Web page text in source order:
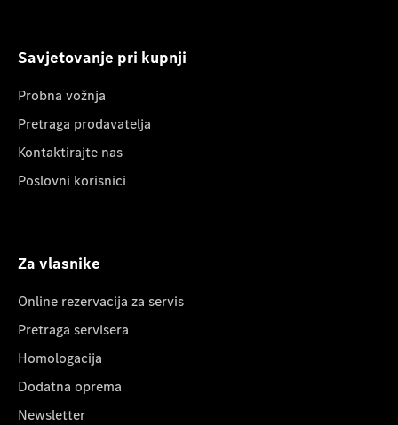
Savjetovanje pri kupnji
Probna vožnja
Pretraga prodavatelja
Kontaktirajte nas
Poslovni korisnici
Za vlasnike
Online rezervacija za servis
Pretraga servisera
Homologacija
Dodatna oprema
Newsletter